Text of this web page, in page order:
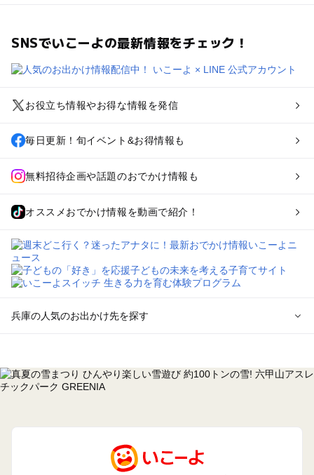
SNSでいこーよの最新情報をチェック！
お役立ち情報やお得な情報を発信
毎日更新！旬イベント&お得情報も
無料招待企画や話題のおでかけ情報も
オススメおでかけ情報を動画で紹介！
兵庫の人気のお出かけ先を探す
を探す
神戸・有馬・六甲山・西宮・明石のプールお出かけ
淡路島のプールお出かけ
城崎・豊岡・竹野のプールお出かけ
神鍋・養父・和田山・鉢伏のプールお出かけ